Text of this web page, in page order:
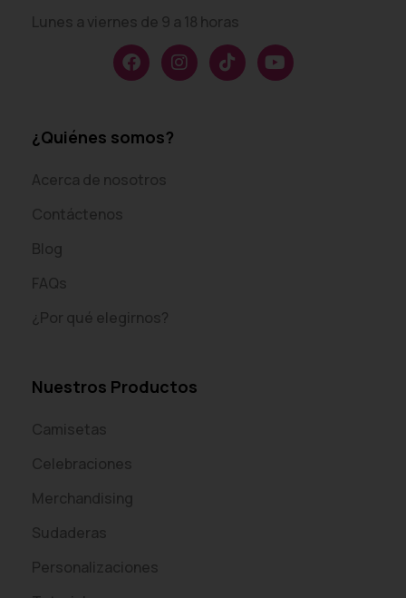
Lunes a viernes de 9 a 18 horas
¿Quiénes somos?
Acerca de nosotros
Contáctenos
Blog
FAQs
¿Por qué elegirnos?
Nuestros Productos
Camisetas
Celebraciones
Merchandising
Sudaderas
Personalizaciones